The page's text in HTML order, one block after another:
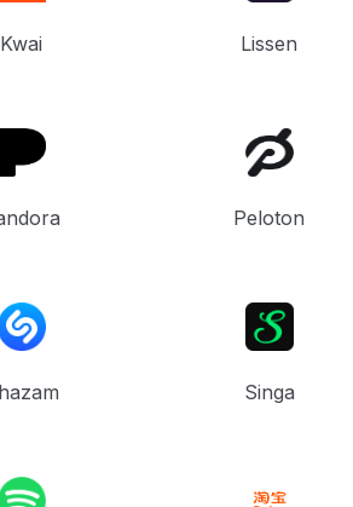
Kwai Lissen
Peloton
Singa